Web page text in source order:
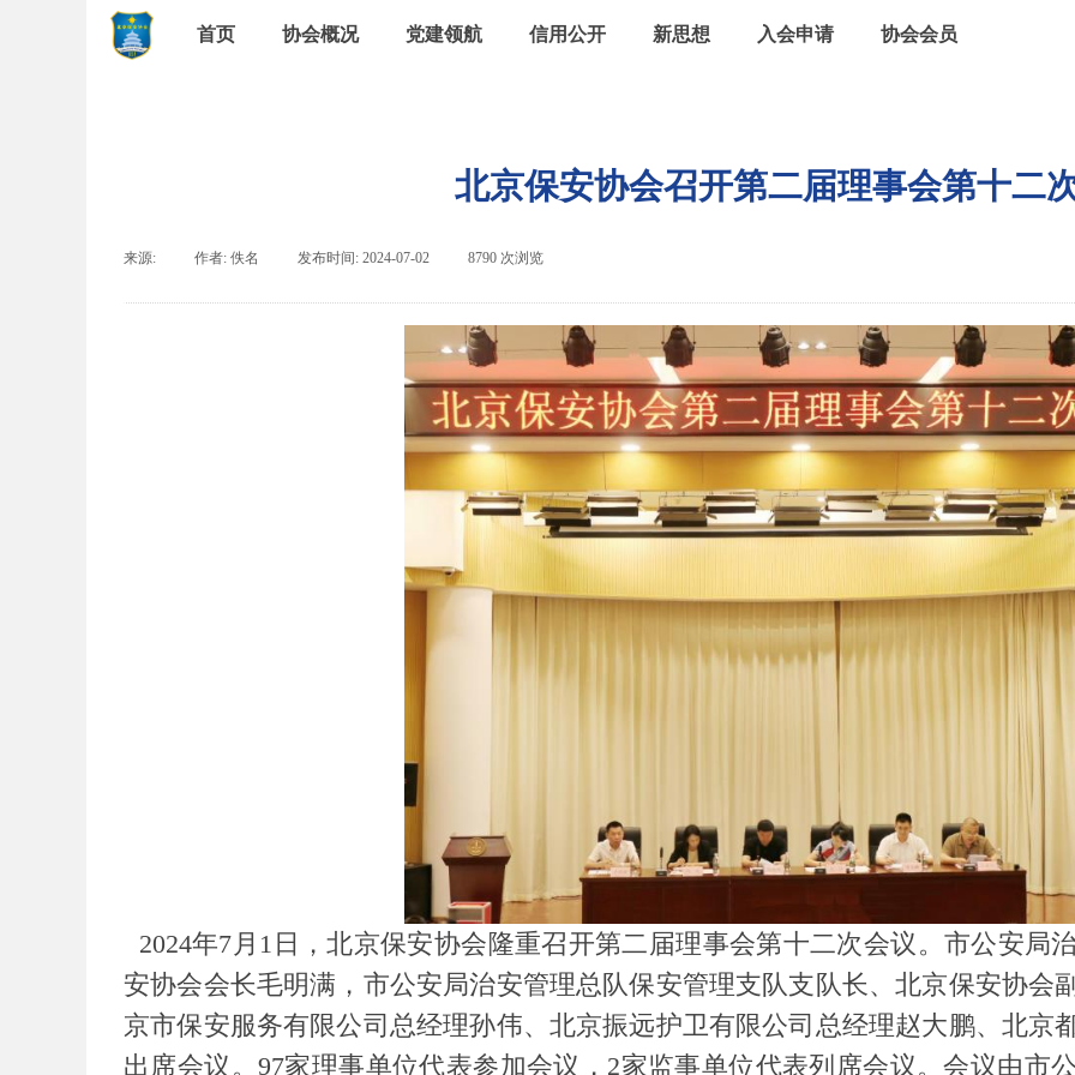
首页 协会概况 党建领航 信用公开 新思想 入会申请 协会会员
北京保安协会召开第二届理事会第十二
来源: 作者: 佚名 发布时间: 2024-07-02 8790 次浏览
2024年7月1日，北京保安协会隆重召开第二届理事会第十二次会议。市公安局
安协会会长毛明满，市公安局治安管理总队保安管理支队支队长、北京保安协会
京市保安服务有限公司总经理孙伟、北京振远护卫有限公司总经理赵大鹏、北京
出席会议。97家理事单位代表参加会议，2家监事单位代表列席会议。会议由市